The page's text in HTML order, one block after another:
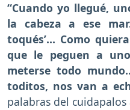
“Cuando yo llegué,
la cabeza a ese
toqués’... Como
que le peguen a
meterse todo
toditos, nos van a
palabras del cuidapalos